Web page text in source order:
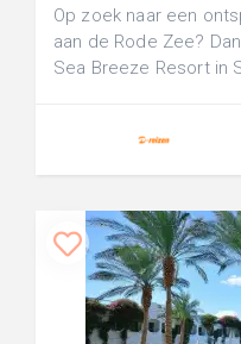
Op zoek naar een
aan de Rode Zee?
Sea Breeze Resort in